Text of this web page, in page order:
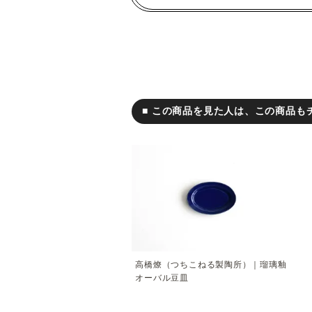
■ この商品を見た人は、この商品も
高橋燎（つちこねる製陶所）｜瑠璃釉
オーバル豆皿